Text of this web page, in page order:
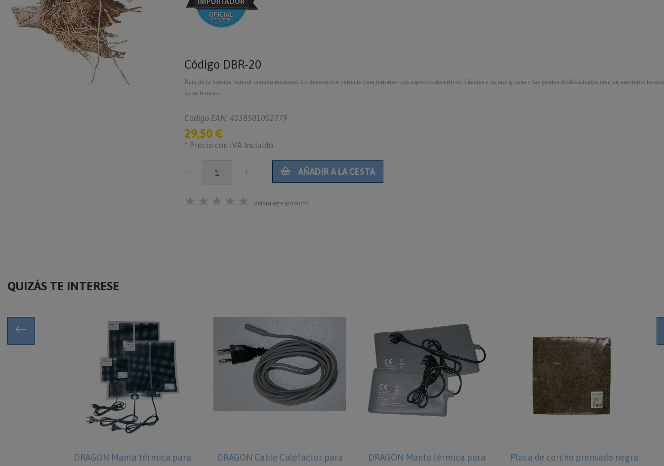
Código DBR-20
Raíz de la banana natural tamaño mediano. La decoración perfecta para terrarios con aspectos desérticos. Gracias a su raíz gruesa y las puntas deshilachadas crea un ambiente
en su terrario.
Codigo EAN: 4038501002779
29,50 €
* Precio con IVA Incluido
AÑADIR A LA CESTA
★ ★ ★ ★ ★ Valora este producto
QUIZÁS TE INTERESE
DRAGON Manta térmica para
DRAGON Cable Calefactor para
DRAGON Manta térmica para
Placa de corcho prensado negra